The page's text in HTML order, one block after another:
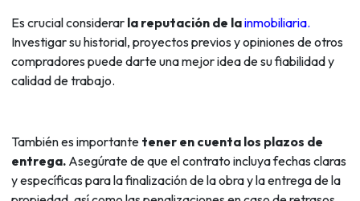
Es crucial considerar la reputación de lainmobiliaria.
Investigar su historial, proyectos previos y opiniones de otros
compradores puede darte una mejor idea de su fiabilidad y
calidad de trabajo.
También es importante tener en cuenta los plazos de
entrega. Asegúrate de que el contrato incluya fechas claras
y específicas para la finalización de la obra y la entrega de la